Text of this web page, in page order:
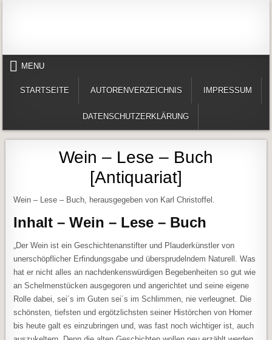
MENU
STARTSEITE AUTORENVERZEICHNIS IMPRESSUM
DATENSCHUTZERKLÄRUNG
Wein – Lese – Buch
[Antiquariat]
Wein – Lese – Buch, herausgegeben von Karl Christoffel.
Inhalt – Wein – Lese – Buch
„Der Wein ist ein Geschichtenanstifter und Plauderkünstler von
unerschöpflicher Erfindungsgabe und übersprudelndem Naturell. Was
hat er nicht alles an nachdenkenswürdigen Begebenheiten so gut wie
an Schelmenstücken ausgegoren und angerichtet und seine eigene
Rolle dabei, sei´s im Guten sei´s im Schlimmen, nie verleugnet. Die
schönsten, tiefsten und ergötzlichsten seiner Histörchen von Homer
bis heute galt es einzubringen und, was fast noch wichtiger ist, auch